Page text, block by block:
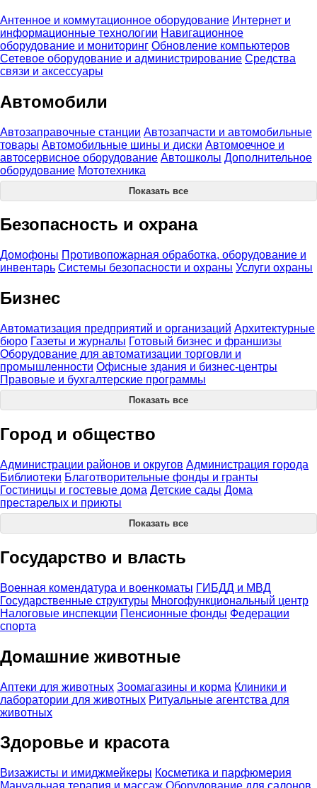
Антенное и коммутационное оборудование Интернет и
информационные технологии Навигационное
оборудование и мониторинг Обновление компьютеров
Сетевое оборудование и администрирование Средства
связи и аксессуары
Автомобили
Автозаправочные станции Автозапчасти и автомобильные
товары Автомобильные шины и диски Автомоечное и
автосервисное оборудование Автошколы Дополнительное
оборудование Мототехника
Показать все
Безопасность и охрана
Домофоны Противопожарная обработка, оборудование и
инвентарь Системы безопасности и охраны Услуги охраны
Бизнес
Автоматизация предприятий и организаций Архитектурные
бюро Газеты и журналы Готовый бизнес и франшизы
Оборудование для автоматизации торговли и
промышленности Офисные здания и бизнес-центры
Правовые и бухгалтерские программы
Показать все
Город и общество
Администрации районов и округов Администрация города
Библиотеки Благотворительные фонды и гранты
Гостиницы и гостевые дома Детские сады Дома
престарелых и приюты
Показать все
Государство и власть
Военная комендатура и военкоматы ГИБДД и МВД
Государственные структуры Многофункциональный центр
Налоговые инспекции Пенсионные фонды Федерации
спорта
Домашние животные
Аптеки для животных Зоомагазины и корма Клиники и
лаборатории для животных Ритуальные агентства для
животных
Здоровье и красота
Визажисты и имиджмейкеры Косметика и парфюмерия